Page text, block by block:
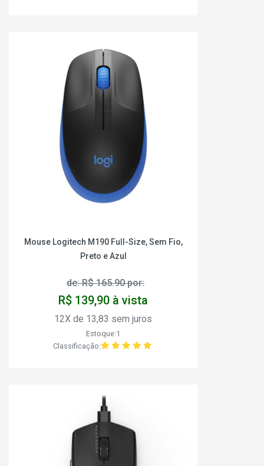
Mouse Logitech M190 Full-Size, Sem Fio,
Preto e Azul
de: R$ 165.90 por:
R$ 139,90 à vista
12X de 13,83 sem juros
Estoque:1
Classificação: